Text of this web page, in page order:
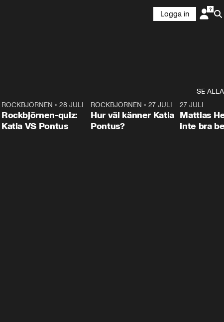
Logga in
SE ALLA
0:15
ROCKBJÖRNEN • 28 JULI
Rockbjörnen-quiz:
Katia VS Pontus
0:46
ROCKBJÖRNEN •27 JULI
Hur väl känner Katia
Pontus?
27 JULI
Mattias
inte bra